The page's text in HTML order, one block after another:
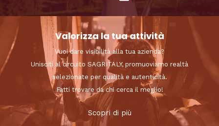
Valorizza la tua attività
Vuoi dare visibilità alla tua azienda?
Unisciti al circuito SAGRITALY, promuoviamo realtà
selezionate per qualità e autenticità.
Fatti trovare da chi cerca il meglio!
Scopri di più